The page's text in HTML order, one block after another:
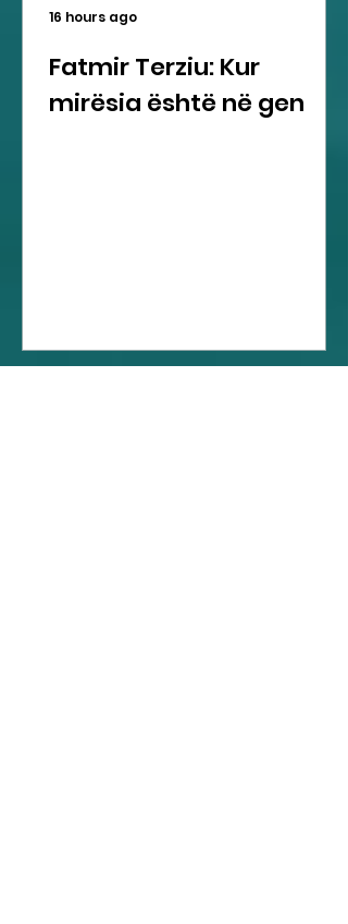
Fatmir Terziu: Kur
mirësia është në gen
16 hours ago